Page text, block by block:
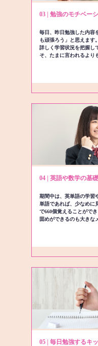
03 | 勉強のモチベー
毎日、昨日勉強した内容
も頑張ろう」と思えます。
詳しく学習状況を把握し
そ、たまに言われるより
04 | 英語や数学の基
期間中は、英単語の学習
単語であれば、少なめに
で660個覚えることがで
固めができるのも大きな
05 | 毎日勉強するキ